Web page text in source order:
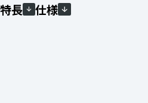
長 仕様